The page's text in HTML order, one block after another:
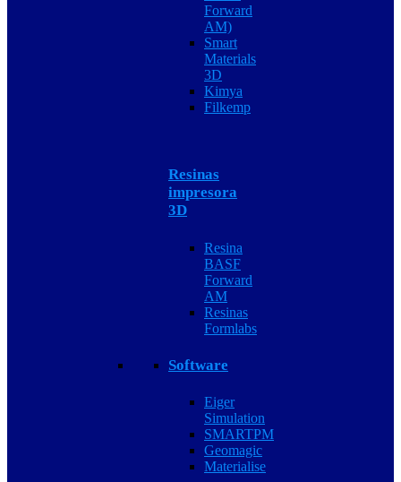
Forward
AM)
Smart
Materials
3D
Kimya
Filkemp
Resinas
impresora
3D
Resina
BASF
Forward
AM
Resinas
Formlabs
Software
Eiger
Simulation
SMARTPM
Geomagic
Materialise